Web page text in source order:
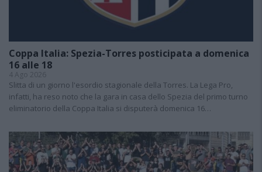
Coppa Italia: Spezia-Torres posticipata a domenica
16 alle 18
4 Ago 2026
Slitta di un giorno l'esordio stagionale della Torres. La Lega Pro,
infatti, ha reso noto che la gara in casa dello Spezia del primo turno
eliminatorio della Coppa Italia si disputerà domenica 16…